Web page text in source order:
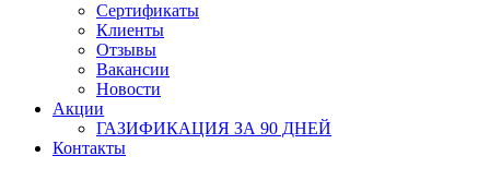
Сертификаты
Клиенты
Отзывы
Вакансии
Новости
Акции
ГАЗИФИКАЦИЯ ЗА 90 ДНЕЙ
Контакты